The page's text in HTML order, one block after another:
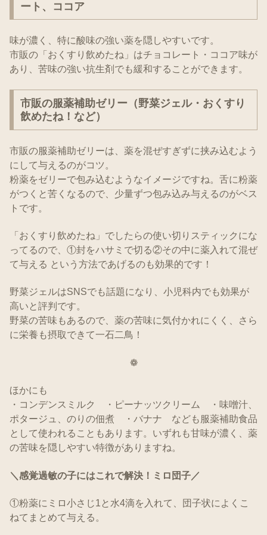
ート、ココア
味が濃く、特に酸味の強い薬を隠しやすいです。
市販の「おくすり飲めたね」はチョコレート・ココア味が
あり、苦味の強い抗生剤でも緩和することができます。
市販の服薬補助ゼリー（野菜ジェル・おくすり
飲めたね！など）
市販の服薬補助ゼリーは、薬を混ぜすぎずに挟み込むよう
にして与えるのがコツ。
粉薬をゼリーで包み込むようなイメージですね。舌に粉薬
がつくと苦くなるので、少量ずつ包み込み与えるのがベス
トです。
「おくすり飲めたね」でしたらの使い切りスティックにな
ってるので、①封をハサミで切る②その中に薬入れて混ぜ
て与える という方法であげるのも効果的です！
野菜ジェルはSNSでも話題になり、小児科内でも効果が
高いと評判です。
野菜の苦味もあるので、薬の苦味に気付かれにくく、さら
に栄養も摂取できて一石二鳥！
❁
ほかにも
・コンデンスミルク ・ピーナッツクリーム ・味噌汁、
ポタージュ、のりの佃煮 ・バナナ なども服薬補助食品
として使われることもあります。いずれも甘味が濃く、薬
の苦味を隠しやすい特徴がありますね。
＼感覚過敏の子にはこれで解決！ミロ団子／
①粉薬にミロ小さじ1と水4滴を入れて、団子状によくこ
ねてまとめて与える。